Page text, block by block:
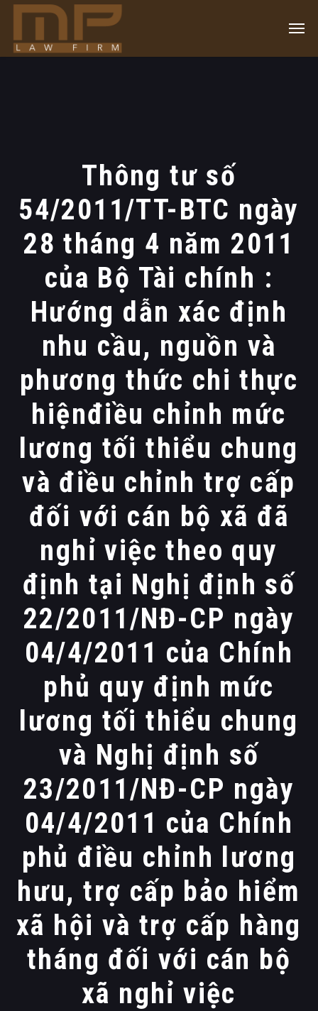
Thông tư số
54/2011/TT-BTC ngày
28 tháng 4 năm 2011
của Bộ Tài chính :
Hướng dẫn xác định
nhu cầu, nguồn và
phương thức chi thực
hiệnđiều chỉnh mức
lương tối thiểu chung
và điều chỉnh trợ cấp
đối với cán bộ xã đã
nghỉ việc theo quy
định tại Nghị định số
22/2011/NĐ-CP ngày
04/4/2011 của Chính
phủ quy định mức
lương tối thiểu chung
và Nghị định số
23/2011/NĐ-CP ngày
04/4/2011 của Chính
phủ điều chỉnh lương
hưu, trợ cấp bảo hiểm
xã hội và trợ cấp hàng
tháng đối với cán bộ
xã nghỉ việc